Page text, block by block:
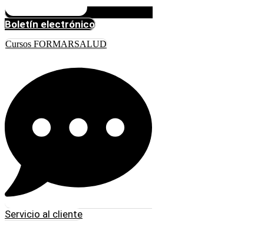
Boletín electrónico
Cursos FORMARSALUD
Servicio al cliente